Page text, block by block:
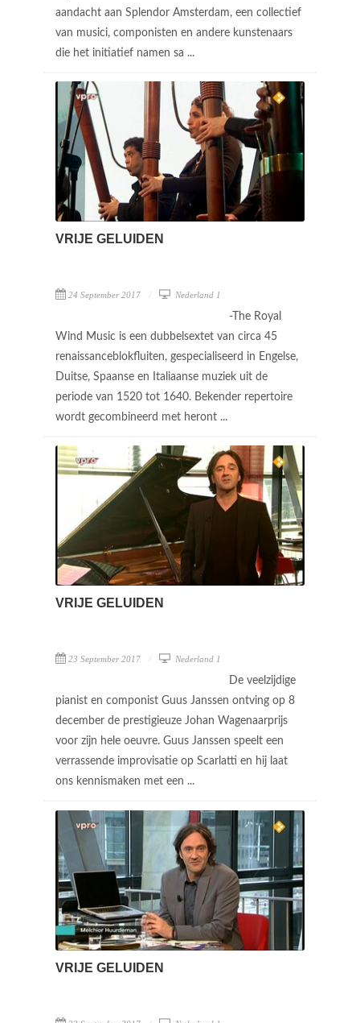
aandacht aan Splendor Amsterdam, een collectief
van musici, componisten en andere kunstenaars
die het initiatief namen sa ...
VRIJE GELUIDEN
24 September 2017 Nederland 1
-The Royal
Wind Music is een dubbelsextet van circa 45
renaissanceblokfluiten, gespecialiseerd in Engelse,
Duitse, Spaanse en Italiaanse muziek uit de
periode van 1520 tot 1640. Bekender repertoire
wordt gecombineerd met heront ...
VRIJE GELUIDEN
23 September 2017 Nederland 1
De veelzijdige
pianist en componist Guus Janssen ontving op 8
december de prestigieuze Johan Wagenaarprijs
voor zijn hele oeuvre. Guus Janssen speelt een
verrassende improvisatie op Scarlatti en hij laat
ons kennismaken met een ...
VRIJE GELUIDEN